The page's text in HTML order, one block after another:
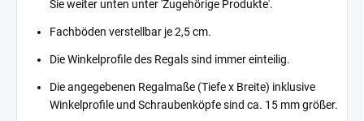
Sie weiter unten unter 'Zugehörige Produkte'.
Fachböden verstellbar je 2,5 cm.
Die Winkelprofile des Regals sind immer einteilig.
Die angegebenen Regalmaße (Tiefe x Breite) inklusive
Winkelprofile und Schraubenköpfe sind ca. 15 mm größer.